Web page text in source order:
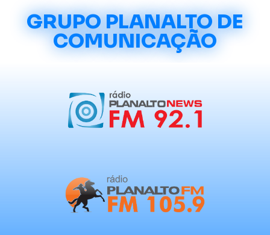
GRUPO PLANALTO DE
COMUNICAÇÃO